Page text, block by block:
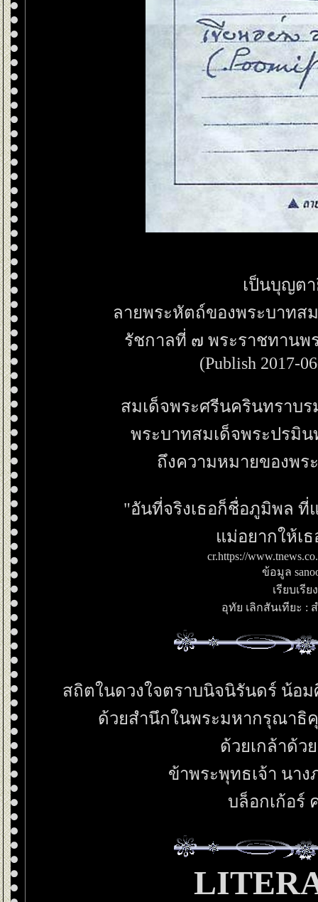
เป็นบุญต
ลายพระหัตถ์ของพระบาทส
รัชกาลที่ ๗ พระราชทานพ
(Publish 2017-
สมเด็จพระศรีนครินทราบ
พระบาทสมเด็จพระปรมิ
ถึงความหมายของพร
"อันที่จริงเธอก็ชื่อภูมิพล ที่
ม่อยากให้เ
cr.https://
ข้อมูล
เรียบเรี
อุทัย เลิกสันเทียะ :
สถิตในดวงใจตราบนิจนิรันดร์ น้อ
ด้วยสำนึกในพระมหากรุณา
ด้วยเกล้าด้ว
ข้าพระพุทธเจ้า นา
บล็อกเก้อร์